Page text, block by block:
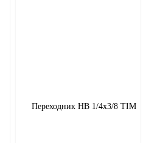
Переходник НВ 1/4х3/8 TIM